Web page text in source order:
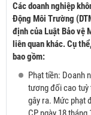
Các doanh nghiệp
Động Môi Trường
định của Luật Bảo vệ
liên quan khác. Cụ
bao gồm:
Phạt tiền: Doanh
tương đối cao tuỳ
gây ra. Mức phạt